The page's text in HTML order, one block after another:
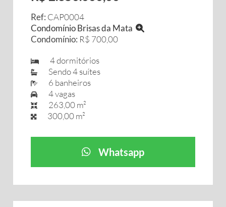
Ref: CAP0004
Condomínio Brisas da Mata
Condomínio: R$ 700,00
4 dormitórios
Sendo 4 suítes
6 banheiros
4 vagas
263,00 m²
300,00 m²
Whatsapp